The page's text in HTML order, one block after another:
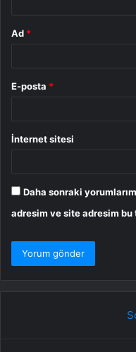
Ad *
E-posta *
İnternet sitesi
Daha sonraki
adresim ve site adresim bu